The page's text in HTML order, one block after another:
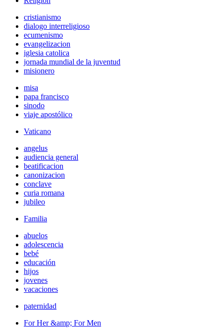
cristianismo
dialogo interreligioso
ecumenismo
evangelizacion
iglesia catolica
jornada mundial de la juventud
misionero
misa
papa francisco
sinodo
viaje apostólico
Vaticano
angelus
audiencia general
beatificacion
canonizacion
conclave
curia romana
jubileo
Familia
abuelos
adolescencia
bebé
educación
hijos
jovenes
vacaciones
paternidad
For Her &amp; For Men